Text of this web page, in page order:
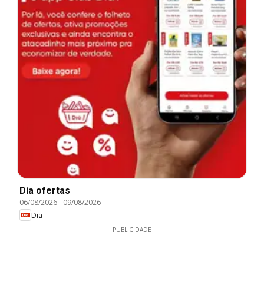
Dia ofertas
06/08/2026- 09/08/2026
Dia
PUBLICIDADE